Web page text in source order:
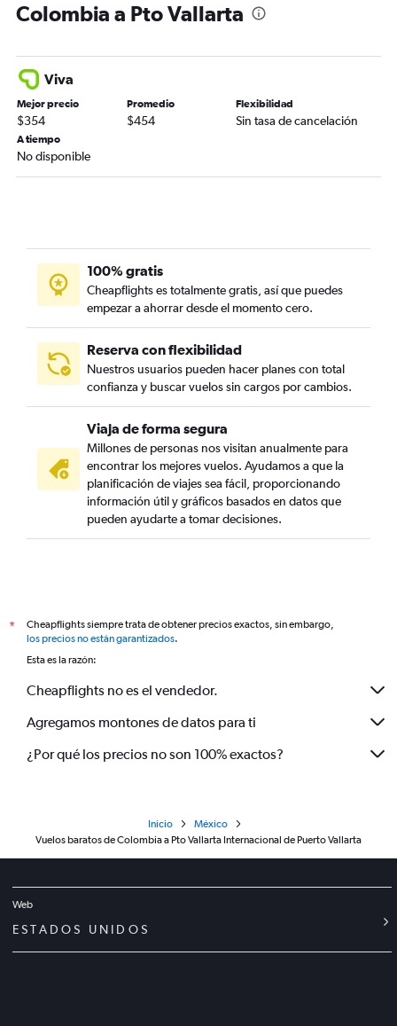
Colombia a Pto Vallarta
Viva
Mejor precio
$354
Promedio
$454
Flexibilidad
Sin tasa de cancelación
A tiempo
No disponible
100% gratis
Cheapflights es totalmente gratis, así que puedes
empezar a ahorrar desde el momento cero.
Reserva con flexibilidad
Nuestros usuarios pueden hacer planes con total
confianza y buscar vuelos sin cargos por cambios.
Viaja de forma segura
Millones de personas nos visitan anualmente para
encontrar los mejores vuelos. Ayudamos a que la
planificación de viajes sea fácil, proporcionando
información útil y gráficos basados en datos que
pueden ayudarte a tomar decisiones.
*
Cheapflights siempre trata de obtener precios exactos, sin embargo,
los precios no están garantizados.
Esta es la razón:
Cheapflights no es el vendedor.
Agregamos montones de datos para ti
¿Por qué los precios no son 100% exactos?
Inicio
México
Vuelos baratos de Colombia a Pto Vallarta Internacional de Puerto Vallarta
Web
ESTADOS UNIDOS